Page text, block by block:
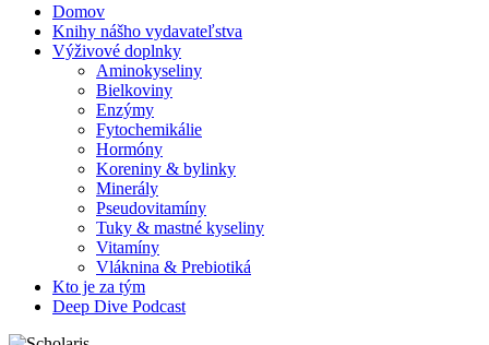
Domov
Knihy nášho vydavateľstva
Výživové doplnky
Aminokyseliny
Bielkoviny
Enzýmy
Fytochemikálie
Hormóny
Koreniny & bylinky
Minerály
Pseudovitamíny
Tuky & mastné kyseliny
Vitamíny
Vláknina & Prebiotiká
Kto je za tým
Deep Dive Podcast